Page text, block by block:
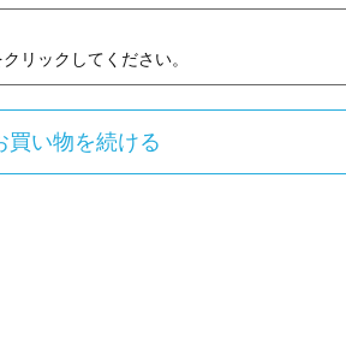
リックしてください。